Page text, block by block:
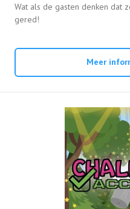
Wat als de gasten denken dat
gered!
Meer